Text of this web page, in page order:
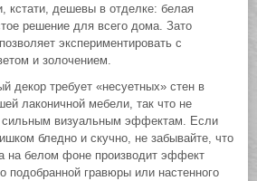
кстати, дешевы в отделке: белая
решение для всего дома. Зато
экспериментировать с
и золочением.
декор требует «несуетных» стен в
лаконичной мебели, так что не
сильным визуальным эффектам. Если
бледно и скучно, не забывайте, что
на белом фоне производит эффект
подобранной гравюры или настенного